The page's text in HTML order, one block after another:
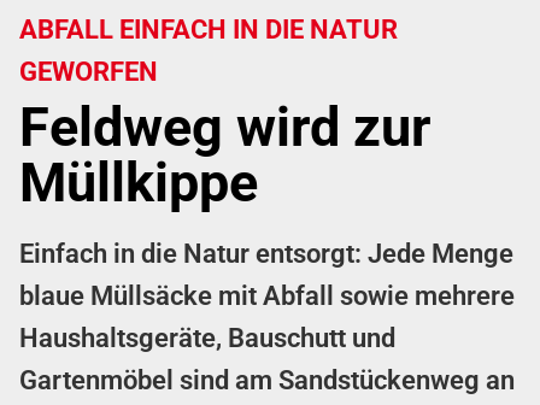
ABFALL EINFACH IN DIE NATUR
GEWORFEN
Feldweg wird zur
Müllkippe
Einfach in die Natur entsorgt: Jede Menge
blaue Müllsäcke mit Abfall sowie mehrere
Haushaltsgeräte, Bauschutt und
Gartenmöbel sind am Sandstückenweg an